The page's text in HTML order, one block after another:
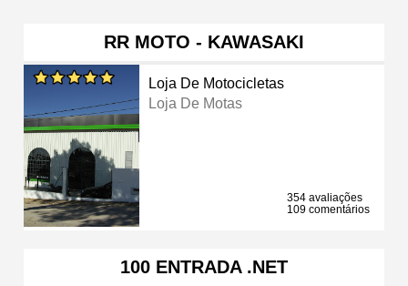
RR MOTO - KAWASAKI
Loja De Motocicletas
Loja De Motas
354 avaliações
109 comentários
100 ENTRADA .NET